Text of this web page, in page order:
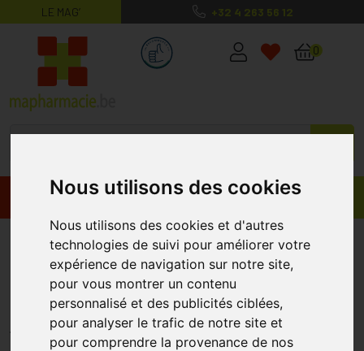
Nous utilisons des cookies
Nous utilisons des cookies et d'autres
technologies de suivi pour améliorer votre
expérience de navigation sur notre site,
pour vous montrer un contenu
personnalisé et des publicités ciblées,
pour analyser le trafic de notre site et
pour comprendre la provenance de nos
LE MAG’ +32 4 263 56 12
MaPharmacie.be ma santé, mes
0
Promos Produits
My Variations Brosse à Dents
Electrique Enfants Kids Sonic
Green
MY VARIATIONS